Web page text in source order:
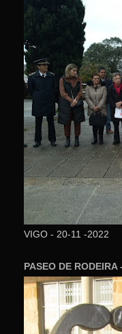
VIGO - 20-11 -2022
PASEO DE